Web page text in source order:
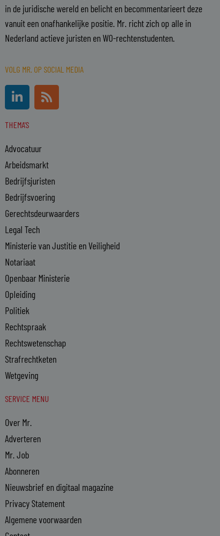
in de juridische wereld en belicht en becommentarieert deze
vanuit een onafhankelijke positie. Mr. richt zich op alle in
Nederland actieve juristen en WO-rechtenstudenten.
VOLG MR. OP SOCIAL MEDIA
L
i
n
k
d
i
n
-
i
n
R
s
s
THEMA'S
Advocatuur
Arbeidsmarkt
Bedrijfsjuristen
Bedrijfsvoering
Gerechtsdeurwaarders
Legal Tech
Ministerie van Justitie en Veiligheid
Notariaat
Openbaar Ministerie
Opleiding
Politiek
Rechtspraak
Rechtswetenschap
Strafrechtketen
Wetgeving
SERVICE MENU
Over Mr.
Adverteren
Mr. Job
Abonneren
Nieuwsbrief en digitaal magazine
Privacy Statement
Algemene voorwaarden